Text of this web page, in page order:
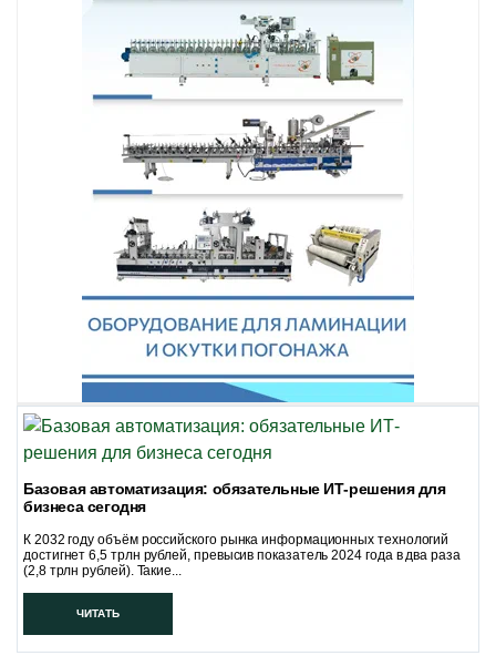
Базовая автоматизация: обязательные ИТ-решения для
бизнеса сегодня
К 2032 году объём российского рынка информационных технологий
достигнет 6,5 трлн рублей, превысив показатель 2024 года в два раза
(2,8 трлн рублей). Такие...
ЧИТАТЬ